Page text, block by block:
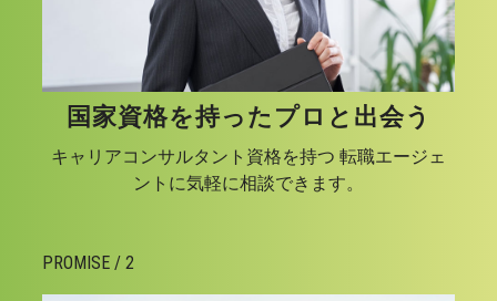
国家資格を持ったプロと出会う
キャリアコンサルタント資格を持つ 転職エージェ
ントに気軽に相談できます。
PROMISE / 2